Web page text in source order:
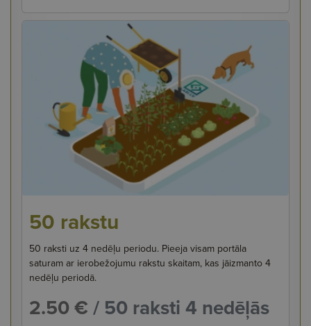
50 rakstu
50 raksti uz 4 nedēļu periodu. Pieeja visam portāla
saturam ar ierobežojumu rakstu skaitam, kas jāizmanto 4
nedēļu periodā.
2.50 € / 50 raksti 4 nedēļās